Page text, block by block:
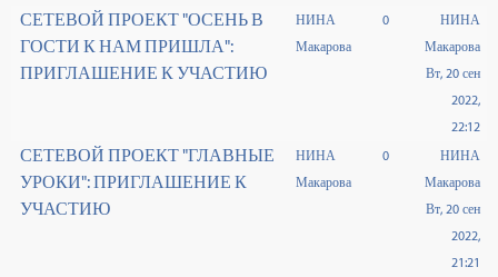
СЕТЕВОЙ ПРОЕКТ "ОСЕНЬ В
ГОСТИ К НАМ ПРИШЛА":
ПРИГЛАШЕНИЕ К УЧАСТИЮ
НИНА
Макарова
0
НИНА
Макарова
Вт, 20 сен
2022,
22:12
СЕТЕВОЙ ПРОЕКТ "ГЛАВНЫЕ
УРОКИ": ПРИГЛАШЕНИЕ К
УЧАСТИЮ
НИНА
Макарова
0
НИНА
Макарова
Вт, 20 сен
2022,
21:21